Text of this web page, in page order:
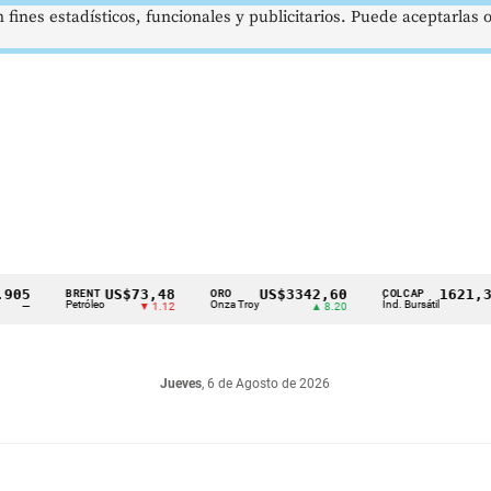
BRENT
Petróleo
US$73,48
▼ 1.12
ORO
Onza Troy
US$3342,60 COLCAP
Índ. Bursátil
1621,34
Jueves, 6 de Agosto de 2026
estadísticos, funcionales y publicitarios. Puede aceptarlas